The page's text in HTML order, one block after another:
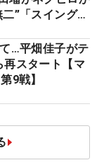
”「スイングは
…平畑佳子がテ
再スタート【マ
9戦】